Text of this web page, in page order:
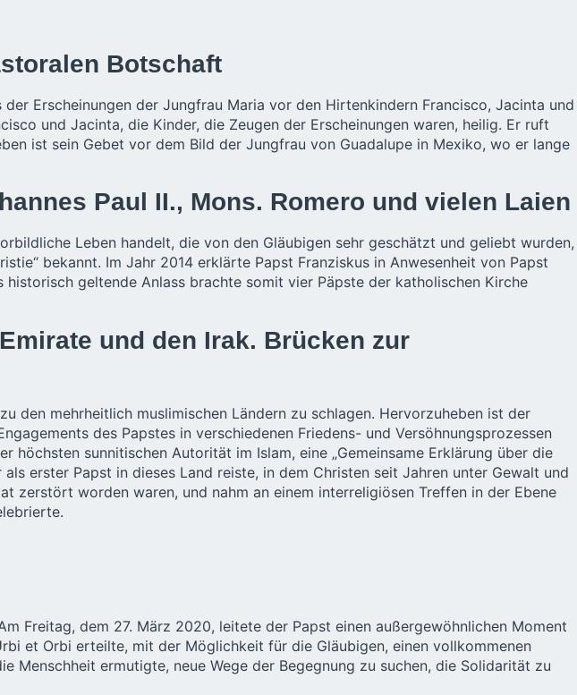
Botschaft
Erscheinungen der Jungfrau Maria vor den Hirtenkindern Francisco, Jacinta und
und Jacinta, die Kinder, die Zeugen der Erscheinungen waren, heilig. Er ruft
ist sein Gebet vor dem Bild der Jungfrau von Guadalupe in Mexiko, wo er lange
Paul II., Mons. Romero und vielen Laien
Leben handelt, die von den Gläubigen sehr geschätzt und geliebt wurden,
bekannt. Im Jahr 2014 erklärte Papst Franziskus in Anwesenheit von Papst
historisch geltende Anlass brachte somit vier Päpste der katholischen Kirche
und den Irak. Brücken zur
den mehrheitlich muslimischen Ländern zu schlagen. Hervorzuheben ist der
des Papstes in verschiedenen Friedens- und Versöhnungsprozessen
sunnitischen Autorität im Islam, eine „Gemeinsame Erklärung über die
erster Papst in dieses Land reiste, in dem Christen seit Jahren unter Gewalt und
zerstört worden waren, und nahm an einem interreligiösen Treffen in der Ebene
Freitag, dem 27. März 2020, leitete der Papst einen außergewöhnlichen Moment
et Orbi erteilte, mit der Möglichkeit für die Gläubigen, einen vollkommenen
Menschheit ermutigte, neue Wege der Begegnung zu suchen, die Solidarität zu